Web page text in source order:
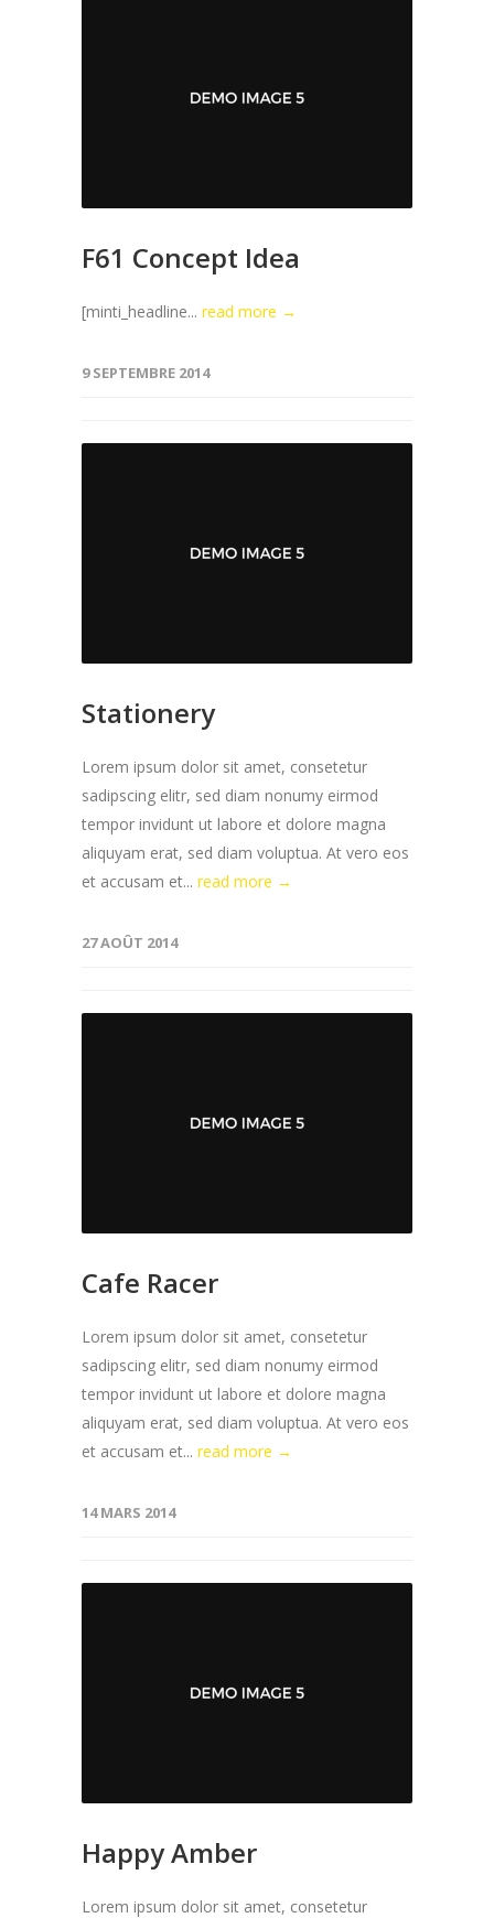
F61 Concept Idea
[minti_headline... read more →
9 SEPTEMBRE 2014
Stationery
Lorem ipsum dolor sit amet, consetetur
sadipscing elitr, sed diam nonumy eirmod
tempor invidunt ut labore et dolore magna
aliquyam erat, sed diam voluptua. At vero eos
et accusam et... read more →
27 AOÛT 2014
Cafe Racer
Lorem ipsum dolor sit amet, consetetur
sadipscing elitr, sed diam nonumy eirmod
tempor invidunt ut labore et dolore magna
aliquyam erat, sed diam voluptua. At vero eos
et accusam et... read more →
14 MARS 2014
Happy Amber
Lorem ipsum dolor sit amet, consetetur